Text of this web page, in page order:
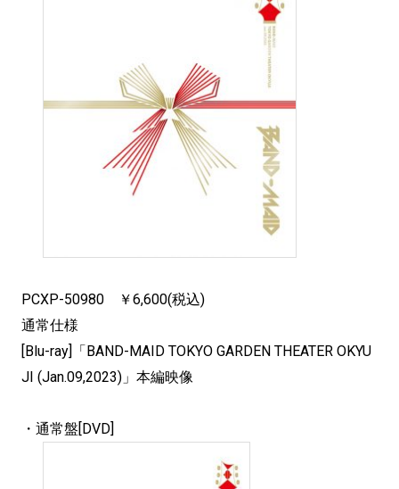
PCXP-50980 ￥6,600(税込)
通常仕様
[Blu-ray]「BAND-MAID TOKYO GARDEN THEATER OKYU
JI (Jan.09,2023)」本編映像
・通常盤[DVD]